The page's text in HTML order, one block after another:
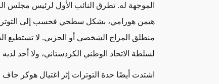
الموجهة له. تطرق النائب الأول لرئيس مجلس
هيمن هورامي، بشكل سطحي فحسب إلى التوترات
منطلق المزاج الشخصي أو الحزبي. لا تستطيع
لسلطة الاتحاد الوطني الكردستاني، ولا أحد
اشتدت أيضًا حدة التوترات إثر اغتيال هوكر